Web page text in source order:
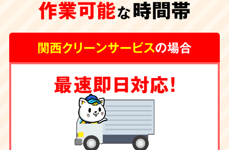
作業可能な時間帯
関西クリーンサービスの場合
最速即日対応！